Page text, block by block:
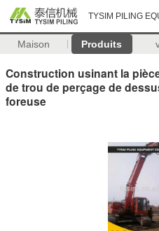
TYSIM PILING
Maison Produits
Construction usinant la
de trou de perçage de
foreuse